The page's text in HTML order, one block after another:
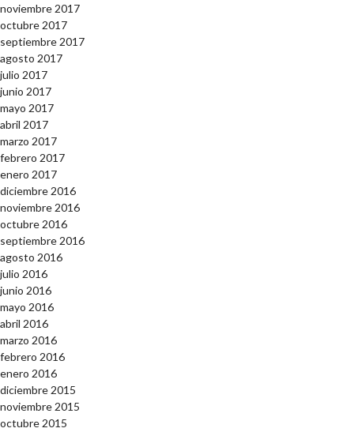
noviembre 2017
octubre 2017
septiembre 2017
agosto 2017
julio 2017
junio 2017
mayo 2017
abril 2017
marzo 2017
febrero 2017
enero 2017
diciembre 2016
noviembre 2016
octubre 2016
septiembre 2016
agosto 2016
julio 2016
junio 2016
mayo 2016
abril 2016
marzo 2016
febrero 2016
enero 2016
diciembre 2015
noviembre 2015
octubre 2015